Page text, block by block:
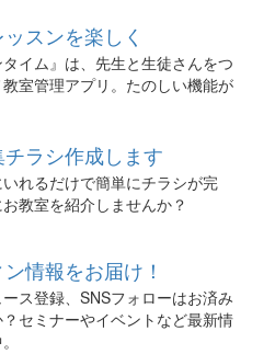
スンを楽しく
タイム』は、先生と生徒さんをつ
室管理アプリ。たのしい機能が
ラシ作成します
れるだけで簡単にチラシが完
教室を紹介しませんか？
情報をお届け！
ス登録、SNSフォローはお済み
セミナーやイベントなど最新情